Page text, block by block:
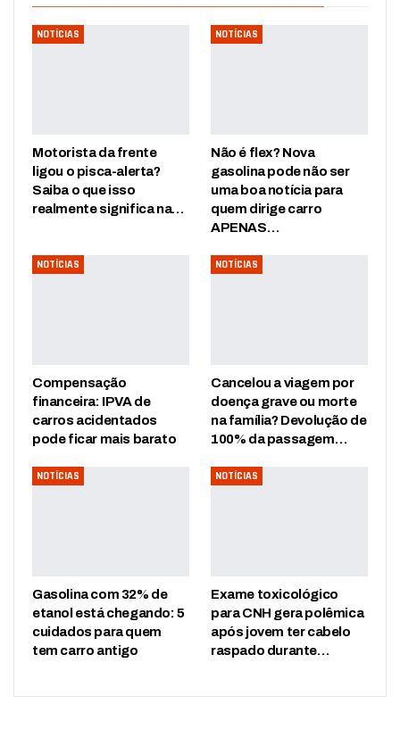
NOTÍCIAS
Motorista da frente
ligou o pisca-alerta?
Saiba o que isso
realmente significa na…
NOTÍCIAS
Não é flex? Nova
gasolina pode não ser
uma boa notícia para
quem dirige carro
APENAS…
NOTÍCIAS
Compensação
financeira: IPVA de
carros acidentados
pode ficar mais barato
NOTÍCIAS
Cancelou a viagem por
doença grave ou morte
na família? Devolução de
100% da passagem…
NOTÍCIAS
Gasolina com 32% de
etanol está chegando: 5
cuidados para quem
tem carro antigo
NOTÍCIAS
Exame toxicológico
para CNH gera polêmica
após jovem ter cabelo
raspado durante…